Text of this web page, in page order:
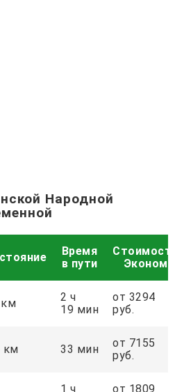
Народной
Время
в пути
Эконом
км
2 ч
19 мин
от 3294
руб.
км 33 мин
от 7155
руб.
1 ч
от 1809